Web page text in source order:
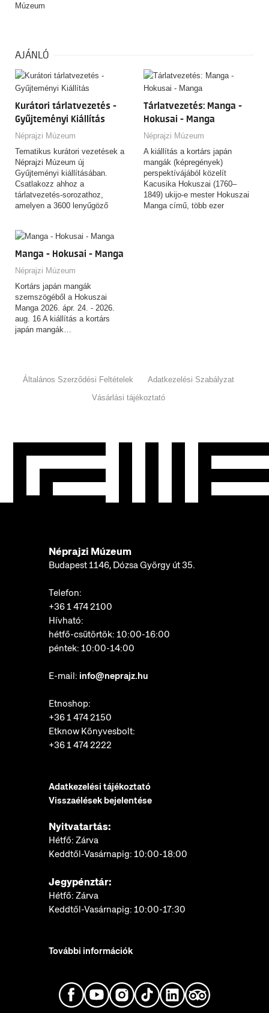
Múzeum
AJÁNLÓ
Kurátori tárlatvezetés -
Gyűjteményi Kiállítás
Néprajzi Múzeum
Tematikus kurátori vezetések a
Néprajzi Múzeum új
Gyűjteményi kiállításában.
Csatlakozz ahhoz a
tárlatvezetés-sorozathoz,
amelyen a 3600 lenyűgöző
Tárlatvezetés: Manga -
Hokusai - Manga
Néprajzi Múzeum
A kiállítás a kortárs japán
mangák (képregények)
perspektívájából közelít
Kacusika Hokuszai (1760–
1849) ukijo-e mester Hokuszai
Manga című, több ezer
Manga - Hokusai - Manga
Néprajzi Múzeum
Kortárs japán mangák
szemszögéből a Hokuszai
Manga 2026. ápr. 24. - 2026.
aug. 16 A kiállítás a kortárs
japán mangák…
Általános Szerződési Feltételek
Adatkezelési Szabályzat
Vásárlási tájékoztató
Néprajzi Múzeum
Budapest 1146, Dózsa György út 35.
Telefon:
+36 1 474 2100
Hívható:
hétfő-csütörtök: 10:00-16:00
péntek: 10:00-14:00
E-mail: info@neprajz.hu
Etnoshop:
+36 1 474 2150
Etknow Könyvesbolt:
+36 1 474 2222
Adatkezelési tájékoztató
Visszaélések bejelentése
Nyitvatartás:
Hétfő: Zárva
Keddtől-Vasárnapig: 10:00-18:00
Jegypénztár:
Hétfő: Zárva
Keddtől-Vasárnapig: 10:00-17:30
További információk